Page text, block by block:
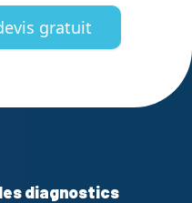
gratuit
diagnostics